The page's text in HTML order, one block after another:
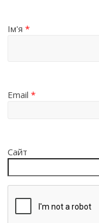
Ім'я*
Email*
Сайт